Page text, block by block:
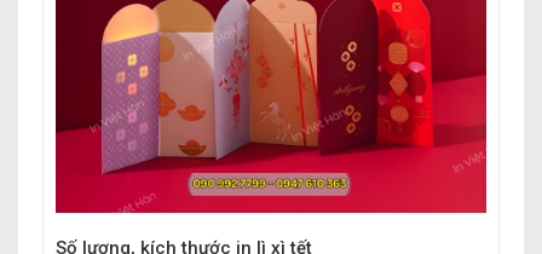
Số lượng, kích thước in lì xì tết